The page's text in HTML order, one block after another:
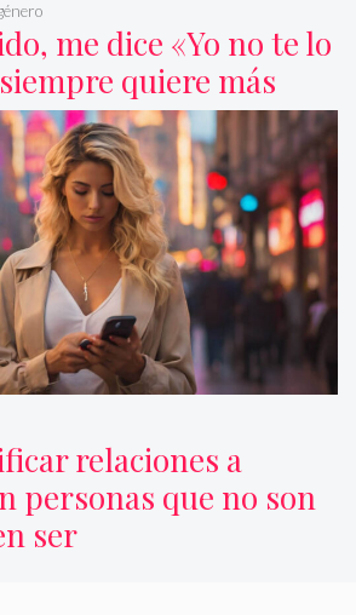
me dice «Yo no te lo
quiere más
relaciones a
personas que no son
ser